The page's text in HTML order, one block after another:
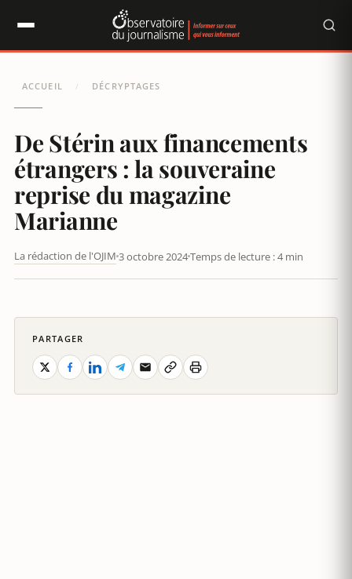
ACCUEIL / DÉCRYPTAGES
De Stérin aux financements
étrangers : la souveraine
reprise du magazine
Marianne
La rédaction de l'OJIM 3 octobre 2024Temps de lecture : 4 min
PARTAGER
Panneau de gestion des cookies